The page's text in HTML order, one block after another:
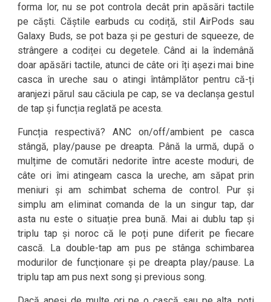
forma lor, nu se pot controla decât prin apăsări tactile
pe căști. Căștile earbuds cu codiță, stil AirPods sau
Galaxy Buds, se pot baza și pe gesturi de squeeze, de
strângere a codiței cu degetele. Când ai la îndemână
doar apăsări tactile, atunci de câte ori îți așezi mai bine
casca în ureche sau o atingi întâmplător pentru că-ți
aranjezi părul sau căciula pe cap, se va declanșa gestul
de tap și funcția reglată pe acesta.
Funcția respectivă? ANC on/off/ambient pe casca
stângă, play/pause pe dreapta. Până la urmă, după o
mulțime de comutări nedorite între aceste moduri, de
câte ori îmi atingeam casca la ureche, am săpat prin
meniuri și am schimbat schema de control. Pur și
simplu am eliminat comanda de la un singur tap, dar
asta nu este o situație prea bună. Mai ai dublu tap și
triplu tap și noroc că le poți pune diferit pe fiecare
cască. La double-tap am pus pe stânga schimbarea
modurilor de funcționare și pe dreapta play/pause. La
triplu tap am pus next song și previous song.